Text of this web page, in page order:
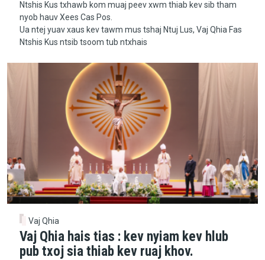
Ntshis Kus txhawb kom muaj peev xwm thiab kev sib tham
nyob hauv Xees Cas Pos.
Ua ntej yuav xaus kev tawm mus tshaj Ntuj Lus, Vaj Qhia Fas
Ntshis Kus ntsib tsoom tub ntxhais
Vaj Qhia
Vaj Qhia hais tias : kev nyiam kev hlub
pub txoj sia thiab kev ruaj khov.